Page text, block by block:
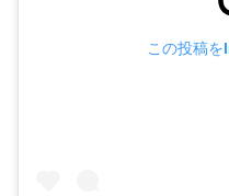
この投稿